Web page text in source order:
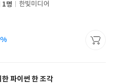
1명
한빛미디어
파이썬 한 조각